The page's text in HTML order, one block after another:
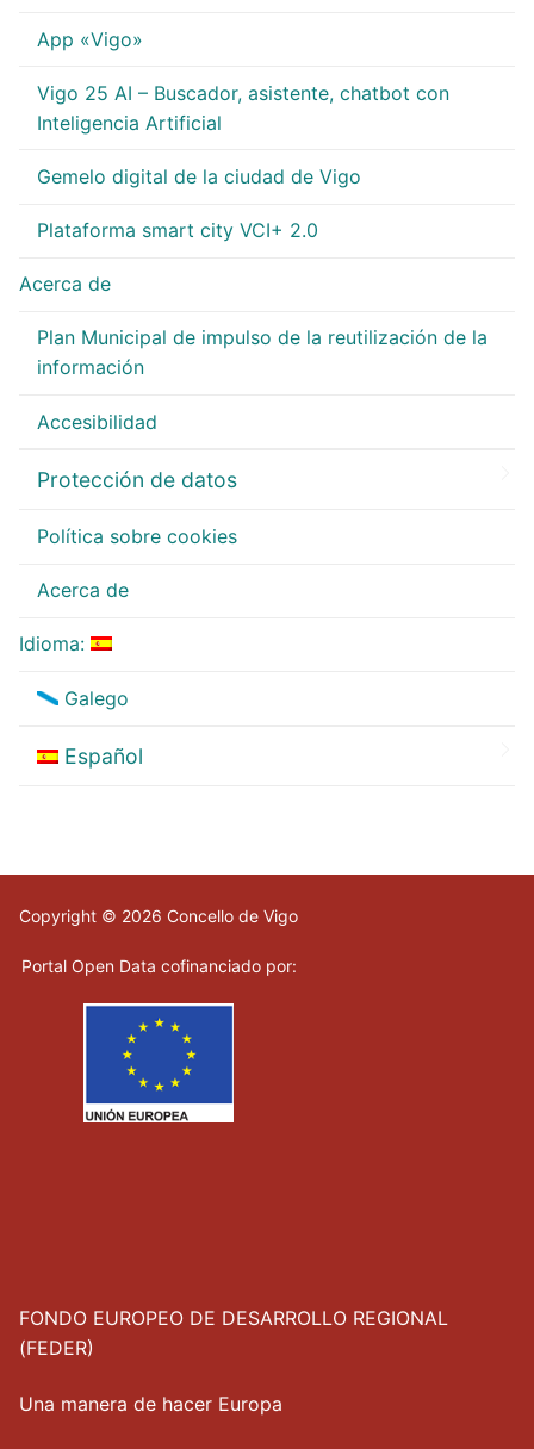
App «Vigo»
Vigo 25 AI – Buscador, asistente, chatbot con
Inteligencia Artificial
Gemelo digital de la ciudad de Vigo
Plataforma smart city VCI+ 2.0
Acerca de
Plan Municipal de impulso de la reutilización de la
información
Accesibilidad
Protección de datos
Política sobre cookies
Acerca de
Idioma:
Galego
Español
Copyright © 2026 Concello de Vigo
Portal Open Data cofinanciado por:
FONDO EUROPEO DE DESARROLLO REGIONAL
(FEDER)
Una manera de hacer Europa